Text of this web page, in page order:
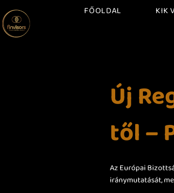
FŐOLDAL KIK
Új
től –
Az Európai
iránymutatását,